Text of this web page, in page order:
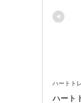
ハートト
ハート